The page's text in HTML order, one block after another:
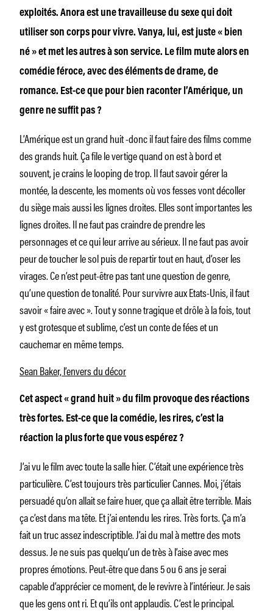
exploités. Anora est une travailleuse du sexe qui doit
utiliser son corps pour vivre. Vanya, lui, est juste « bien
né » et met les autres à son service. Le film mute alors en
comédie féroce, avec des éléments de drame, de
romance. Est-ce que pour bien raconter l’Amérique, un
genre ne suffit pas ?
L’Amérique est un grand huit -donc il faut faire des films comme
des grands huit. Ça file le vertige quand on est à bord et
souvent, je crains le looping de trop. Il faut savoir gérer la
montée, la descente, les moments où vos fesses vont décoller
du siège mais aussi les lignes droites. Elles sont importantes les
lignes droites. Il ne faut pas craindre de prendre les
personnages et ce qui leur arrive au sérieux. Il ne faut pas avoir
peur de toucher le sol puis de repartir tout en haut, d’oser les
virages. Ce n’est peut-être pas tant une question de genre,
qu’une question de tonalité. Pour survivre aux Etats-Unis, il faut
savoir « faire avec ». Tout y sonne tragique et drôle à la fois, tout
y est grotesque et sublime, c’est un conte de fées et un
cauchemar en même temps.
Sean Baker, l’envers du décor
Cet aspect « grand huit » du film provoque des réactions
très fortes. Est-ce que la comédie, les rires, c’est la
réaction la plus forte que vous espérez ?
J’ai vu le film avec toute la salle hier. C’était une expérience très
particulière. C’est toujours très particulier Cannes. Moi, j’étais
persuadé qu’on allait se faire huer, que ça allait être terrible. Mais
ça c’est dans ma tête. Et j’ai entendu les rires. Très forts. Ça m’a
fait un truc assez indescriptible. J’ai du mal à mettre des mots
dessus. Je ne suis pas quelqu’un de très à l’aise avec mes
propres émotions. Peut-être que dans 5 ou 6 ans je serai
capable d’apprécier ce moment, de le revivre à l’intérieur. Je sais
que les gens ont ri. Et qu’ils ont applaudis. C’est le principal.